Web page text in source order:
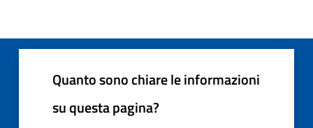
Quanto sono chiare le informazioni
su questa pagina?